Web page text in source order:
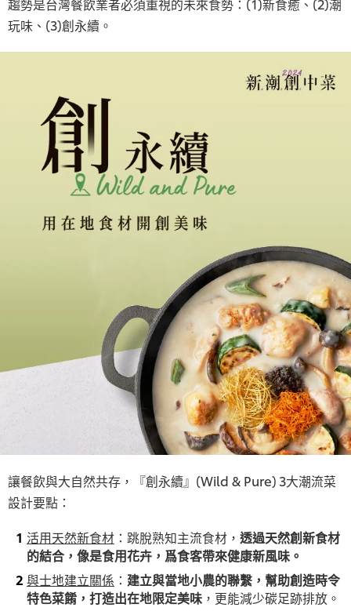
趨勢是台灣餐飲業者必須重視的未來食勢：(1)新食癒、(2)潮
玩味、(3)創永續。
讓餐飲與大自然共存，『創永續』(Wild & Pure)3大潮流菜
設計要點：
活用天然新食材 ：跳脫熟知主流食材， 透過天然創新食材
的結合，像是食用花卉，爲食客帶來健康新風味。
與士地建立關係 ： 建立與當地小農的聯繫，幫助創造時令
特色菜餚，打造出在地限定美味 ，更能減少碳足跡排放。